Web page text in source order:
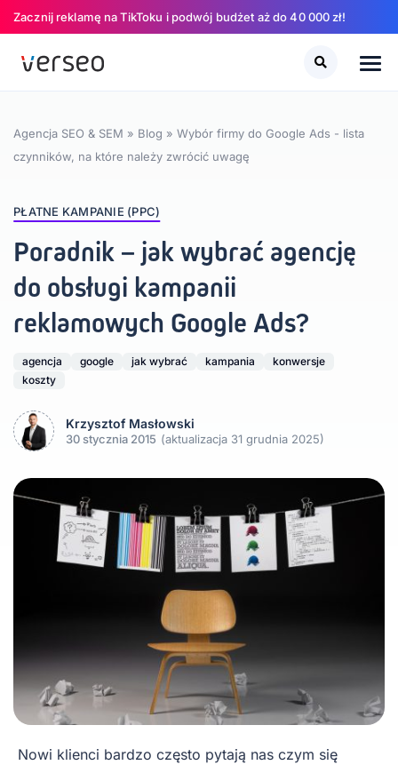
Zacznij reklamę na TikToku i podwój budżet aż do 40 000 zł!
Agencja SEO & SEM » Blog » Wybór firmy do Google Ads - lista
czynników, na które należy zwrócić uwagę
Szukaj Szukaj
PŁATNE KAMPANIE (PPC)
Poradnik – jak wybrać agencję
do obsługi kampanii
reklamowych Google Ads?
agencja google jak wybrać kampania
konwersje
koszty
Krzysztof Masłowski
30 stycznia 2015 (aktualizacja 31 grudnia 2025)
Nowi klienci bardzo często pytają nas czym się